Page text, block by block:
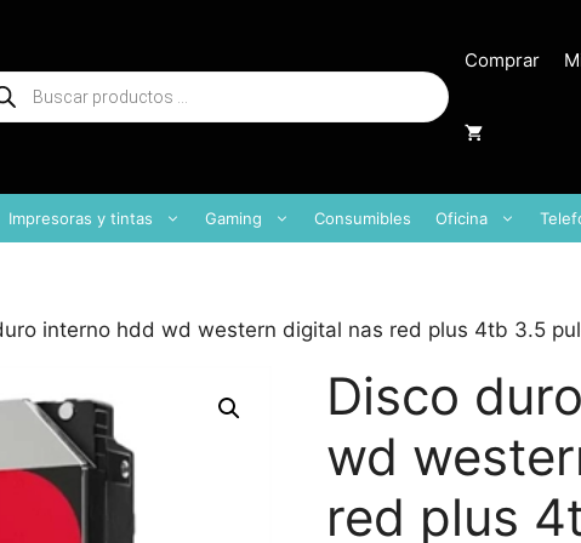
Comprar
Impresoras y tintas Gaming Consumibles Oficina
interno hdd wd western digital nas red plus 4tb 3.5
Disco
wd
red plus